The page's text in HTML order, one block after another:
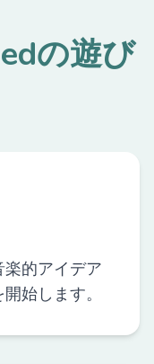
の遊び
的アイデア
始します。